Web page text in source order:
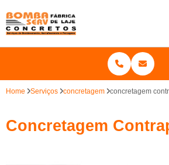
Home Serviços concretagem concretagem
Concretagem